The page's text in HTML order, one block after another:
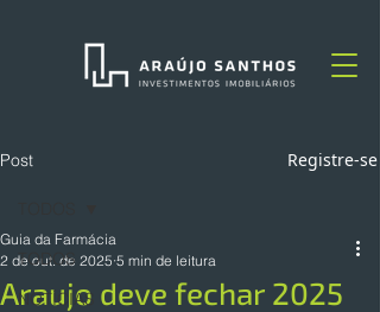
Post Registre-se
TODOS
NOTÍCIAS
Araujo deve fechar 2025
Guia da Farmácia
2 de out. de 2025 5 min de leitura